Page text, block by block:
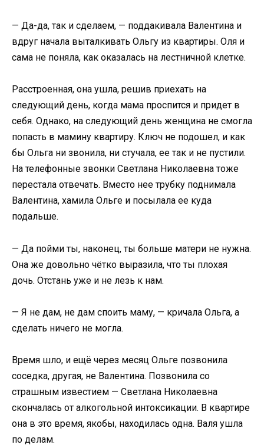
— Да-да, так и сделаем, — поддакивала Валентина и
вдруг начала выталкивать Ольгу из квартиры. Оля и
сама не поняла, как оказалась на лестничной клетке.
Расстроенная, она ушла, решив приехать на
следующий день, когда мама проспится и придет в
себя. Однако, на следующий день женщина не смогла
попасть в мамину квартиру. Ключ не подошел, и как
бы Ольга ни звонила, ни стучала, ее так и не пустили.
На телефонные звонки Светлана Николаевна тоже
перестала отвечать. Вместо нее трубку поднимала
Валентина, хамила Ольге и посылала ее куда
подальше.
— Да пойми ты, наконец, ты больше матери не нужна.
Она же довольно чётко выразила, что ты плохая
дочь. Отстань уже и не лезь к нам.
— Я не дам, не дам споить маму, — кричала Ольга, а
сделать ничего не могла.
Время шло, и ещё через месяц Ольге позвонила
соседка, другая, не Валентина. Позвонила со
страшным известием — Светлана Николаевна
скончалась от алкогольной интоксикации. В квартире
она в это время, якобы, находилась одна. Валя ушла
по делам.